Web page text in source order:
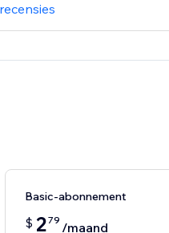
Basic-abonnement
$ 279 /maand